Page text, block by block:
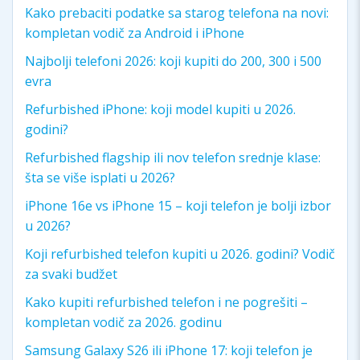
Kako prebaciti podatke sa starog telefona na novi:
kompletan vodič za Android i iPhone
Najbolji telefoni 2026: koji kupiti do 200, 300 i 500
evra
Refurbished iPhone: koji model kupiti u 2026.
godini?
Refurbished flagship ili nov telefon srednje klase:
šta se više isplati u 2026?
iPhone 16e vs iPhone 15 – koji telefon je bolji izbor
u 2026?
Koji refurbished telefon kupiti u 2026. godini? Vodič
za svaki budžet
Kako kupiti refurbished telefon i ne pogrešiti –
kompletan vodič za 2026. godinu
Samsung Galaxy S26 ili iPhone 17: koji telefon je